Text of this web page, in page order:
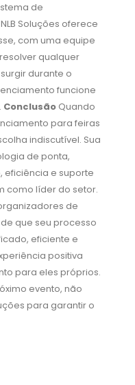
de
Soluções oferece
com uma equipe
qualquer
durante o
funcione
Conclusão Quando
para feiras
indiscutível. Sua
de ponta,
e suporte
como líder do setor.
de
que seu processo
eficiente e
positiva
para eles próprios.
evento, não
para garantir o